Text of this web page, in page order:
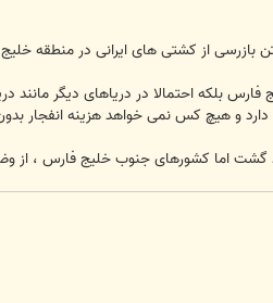
بازرسی از کشتی های ایرانی در منطقه
فارس بلکه احتمالا در دریاهای دیگر
و هیچ کس نمی خواهد هزینه انفجار بدون
گشت اما کشورهای جنوب خلیج فارس ،